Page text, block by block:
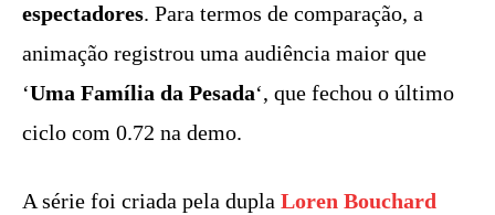
espectadores. Para termos de comparação, a
animação registrou uma audiência maior que
‘Uma Família da Pesada‘, que fechou o último
ciclo com 0.72 na demo.
A série foi criada pela dupla Loren Bouchard